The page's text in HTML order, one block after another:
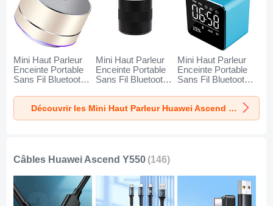
Mini Haut Parleur
Enceinte Portable
Sans Fil Bluetooth
pour Huawei
Ascend Y550 Or
Mini Haut Parleur
Enceinte Portable
Sans Fil Bluetooth
pour Huawei
Ascend Y550 Noir
Mini Haut Parleur
Enceinte Portable
Sans Fil Bluetooth
pour Huawei
Ascend Y550 Bleu
Découvrir les Mini Haut Parleur Huawei Ascend Y550
Câbles Huawei Ascend Y550 (146)